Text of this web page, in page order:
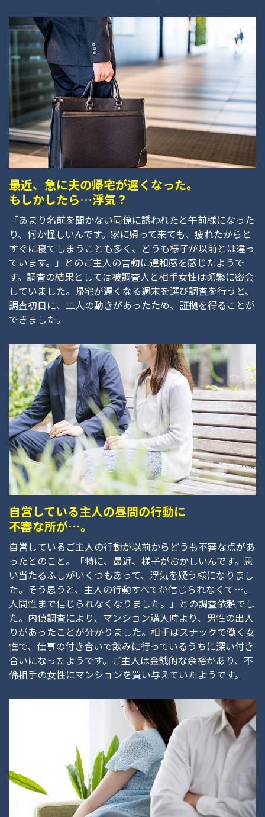
最近、急に夫の帰宅が遅くなった。
もしかしたら…浮気？
「あまり名前を聞かない同僚に誘われたと午前様になった
り、何か怪しいんです。家に帰って来ても、疲れたからと
すぐに寝てしまうことも多く、どうも様子が以前とは違っ
ています。」とのご主人の言動に違和感を感じたようで
す。調査の結果としては被調査人と相手女性は頻繁に密会
していました。帰宅が遅くなる週末を選び調査を行うと、
調査初日に、二人の動きがあったため、証拠を得ることが
できました。
自営している主人の昼間の行動に
不審な所が…。
自営しているご主人の行動が以前からどうも不審な点があ
ったとのこと。「特に、最近、様子がおかしいんです。思
い当たるふしがいくつもあって、浮気を疑う様になりまし
た。そう思うと、主人の行動すべてが信じられなくて…。
人間性まで信じられなくなりました。」との調査依頼でし
た。内偵調査により、マンション購入時より、男性の出入
りがあったことが分かりました。相手はスナックで働く女
性で、仕事の付き合いで飲みに行っているうちに深い付き
合いになったようです。ご主人は金銭的な余裕があり、不
倫相手の女性にマンションを買い与えていたようです。